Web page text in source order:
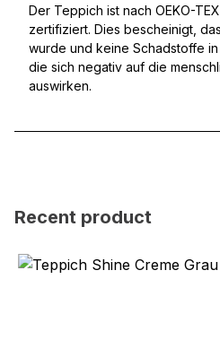
Der Teppich ist nach OEKO-
zertifiziert. Dies bescheinigt,
wurde und keine Schadstoffe in
die sich negativ auf die
auswirken.
Recent product